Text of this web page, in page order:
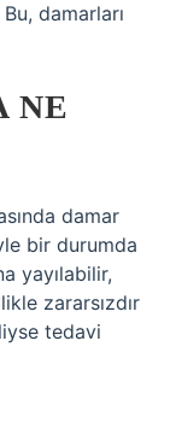
damarları
NE
damar
bir durumda
yayılabilir,
zararsızdır
tedavi